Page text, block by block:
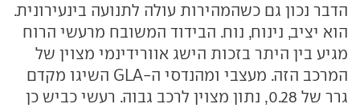
הדבר נכון גם כשהמהירות עולה לתנועה בינעירונית.
הוא יציב, נינוח, נוח. הבידוד המשובח מרעשי הרוח
מגיע בין היתר בזכות הישג אוורידינמי מצוין של
המרכב הזה. מעצבי ומהנדסי ה-GLA השיגו מקדם
גרר של 0.28, נתון מצוין לרכב גבוה. רעשי כביש כן